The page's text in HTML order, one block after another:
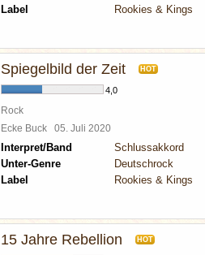
Label
Rookies & Kings
Spiegelbild der Zeit HOT
4,0
Rock
Ecke Buck 05. Juli 2020
Interpret/Band
Schlussakkord
Unter-Genre
Deutschrock
Label
Rookies & Kings
15 Jahre Rebellion HOT